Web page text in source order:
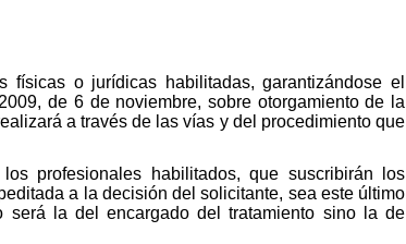
o jurídicas habilitadas, garantizándose el
de 6 de noviembre, sobre otorgamiento de la
a través de las vías y del procedimiento que
profesionales habilitados, que suscribirán los
a la decisión del solicitante, sea este último
la del encargado del tratamiento sino la de